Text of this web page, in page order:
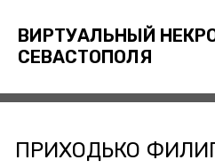
ВИРТУАЛЬНЫЙ
СЕВАСТОПОЛЯ
ПРИХОДЬКО